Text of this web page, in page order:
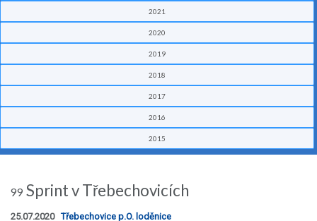
2021
2020
2019
2018
2017
2016
2015
99 Sprint v Třebechovicích
25.07.2020 Třebechovice p.O. loděnice